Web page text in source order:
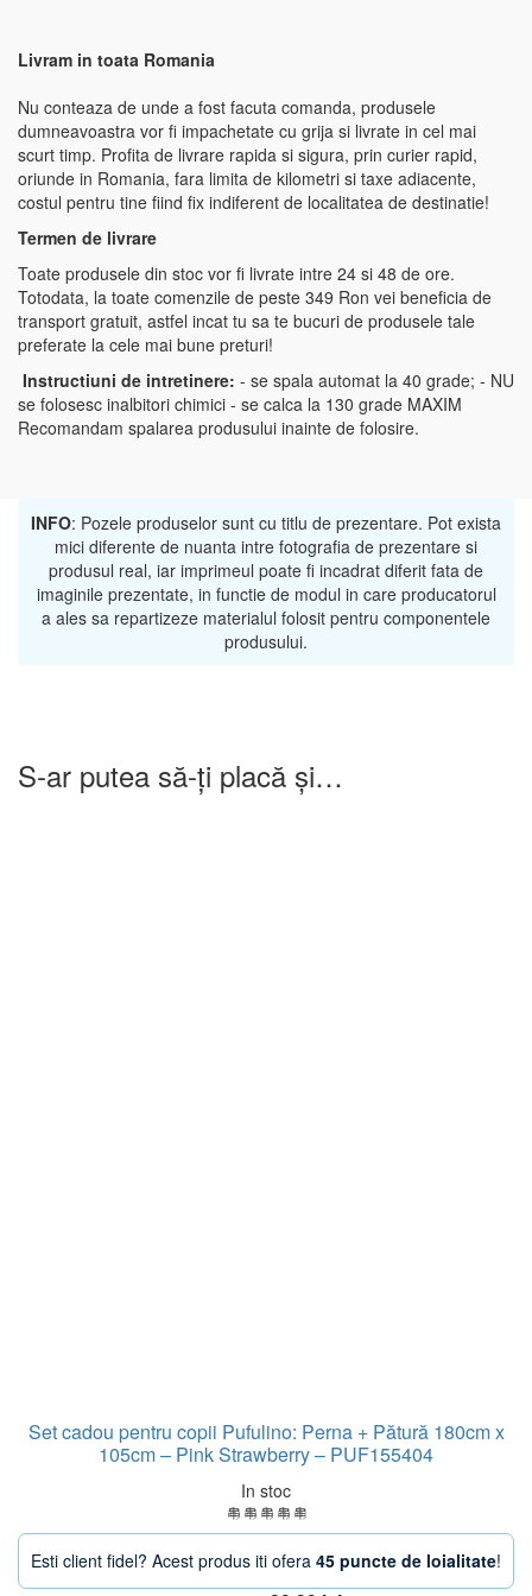
Livram in toata Romania
Nu conteaza de unde a fost facuta comanda, produsele
dumneavoastra vor fi impachetate cu grija si livrate in cel mai
scurt timp. Profita de livrare rapida si sigura, prin curier rapid,
oriunde in Romania, fara limita de kilometri si taxe adiacente,
costul pentru tine fiind fix indiferent de localitatea de destinatie!
Termen de livrare
Toate produsele din stoc vor fi livrate intre 24 si 48 de ore.
Totodata, la toate comenzile de peste 349 Ron vei beneficia de
transport gratuit, astfel incat tu sa te bucuri de produsele tale
preferate la cele mai bune preturi!
Instructiuni de intretinere: - se spala automat la 40 grade; - NU
se folosesc inalbitori chimici - se calca la 130 grade MAXIM
Recomandam spalarea produsului inainte de folosire.
INFO: Pozele produselor sunt cu titlu de prezentare. Pot exista
mici diferente de nuanta intre fotografia de prezentare si
produsul real, iar imprimeul poate fi incadrat diferit fata de
imaginile prezentate, in functie de modul in care producatorul
a ales sa repartizeze materialul folosit pentru componentele
produsului.
S-ar putea să-ți placă și…
Set cadou pentru copii Pufulino: Perna + Pătură 180cm x
105cm – Pink Strawberry – PUF155404
In stoc
Esti client fidel? Acest produs iti ofera 45 puncte de loialitate!